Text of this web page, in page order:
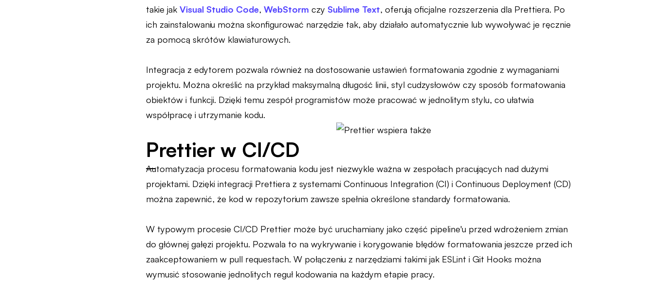
takie jak Visual Studio Code, WebStorm czy Sublime Text, oferują oficjalne rozszerzenia dla Prettiera. Po
ich zainstalowaniu można skonfigurować narzędzie tak, aby działało automatycznie lub wywoływać je ręcznie
za pomocą skrótów klawiaturowych.
Integracja z edytorem pozwala również na dostosowanie ustawień formatowania zgodnie z wymaganiami
projektu. Można określić na przykład maksymalną długość linii, styl cudzysłowów czy sposób formatowania
obiektów i funkcji. Dzięki temu zespół programistów może pracować w jednolitym stylu, co ułatwia
współpracę i utrzymanie kodu.
Prettier w CI/CD
Automatyzacja procesu formatowania kodu jest niezwykle ważna w zespołach pracujących nad dużymi
projektami. Dzięki integracji Prettiera z systemami Continuous Integration (CI) i Continuous Deployment (CD)
można zapewnić, że kod w repozytorium zawsze spełnia określone standardy formatowania.
W typowym procesie CI/CD Prettier może być uruchamiany jako część pipeline'u przed wdrożeniem zmian
do głównej gałęzi projektu. Pozwala to na wykrywanie i korygowanie błędów formatowania jeszcze przed ich
zaakceptowaniem w pull requestach. W połączeniu z narzędziami takimi jak ESLint i Git Hooks można
wymusić stosowanie jednolitych reguł kodowania na każdym etapie pracy.